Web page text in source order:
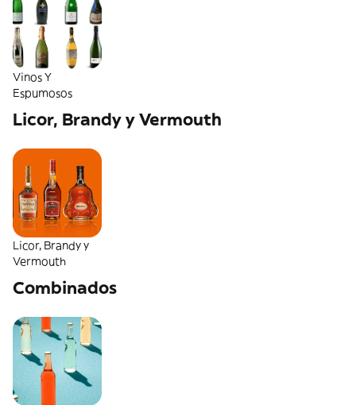
Vinos Y
Espumosos
Licor, Brandy y Vermouth
Licor, Brandy y
Vermouth
Combinados